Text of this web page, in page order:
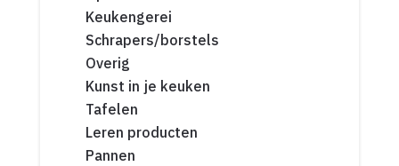
Keukengerei
Schrapers/borstels
Overig
Kunst in je keuken
Tafelen
Leren producten
Pannen